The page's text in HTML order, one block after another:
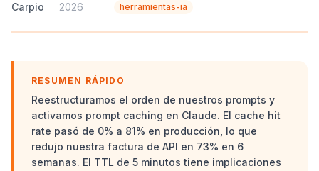
Carpio
2026
herramientas-ia
RESUMEN RÁPIDO
Reestructuramos el orden de nuestros prompts y
activamos prompt caching en Claude. El cache hit
rate pasó de 0% a 81% en producción, lo que
redujo nuestra factura de API en 73% en 6
semanas. El TTL de 5 minutos tiene implicaciones